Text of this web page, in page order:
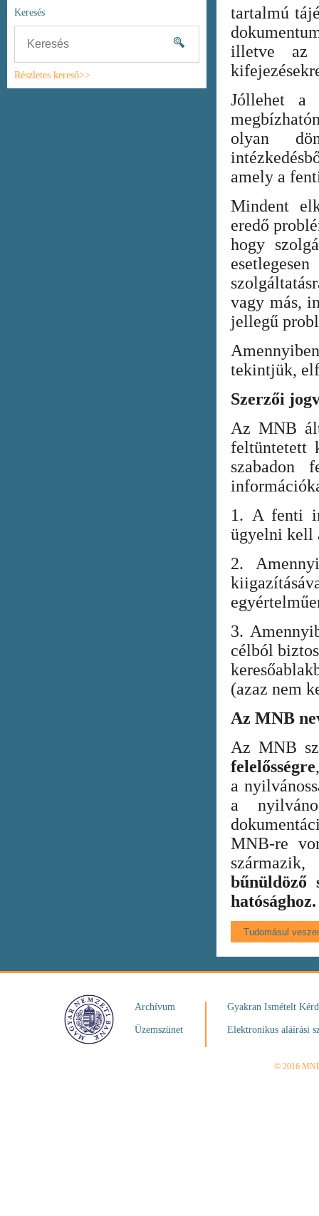
Keresés
Részletes kereső>>
tartalmú
illetve az
Jóllehet a
olyan
amely a
Mindent
eredő
hogy
vagy más,
jellegű
tekintjük,
Szerzői
Az MNB
feltüntetett
szabadon
1. A fenti
ügyelni kell
2.
3.
célból
(azaz nem
Az MNB
Az MNB
felelősségre
a
a
MNB-re
bűnüldöző
hatósághoz.
Archívum
Üzemszünet
Gyakran Ismételt
Elektronikus aláírási
© 2016